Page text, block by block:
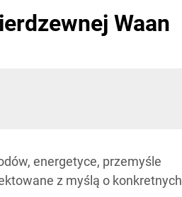
Waan
energetyce, przemyśle
z myślą o konkretnych